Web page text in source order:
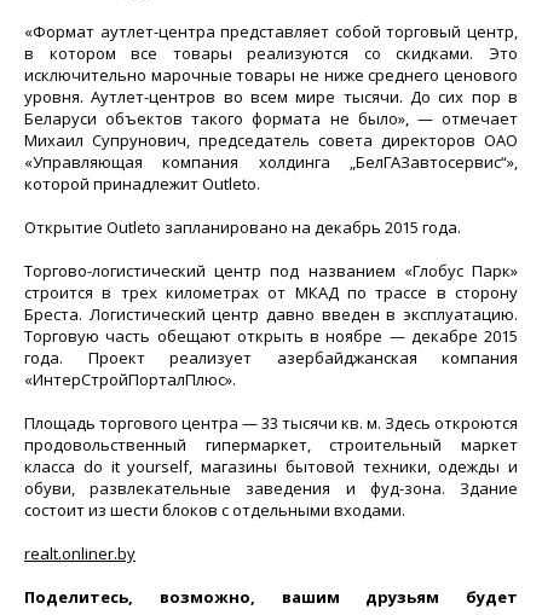
«Формат аутлет-центра представляет собой торговый центр,
в котором все товары реализуются со скидками. Это
исключительно марочные товары не ниже среднего ценового
уровня. Аутлет-центров во всем мире тысячи. До сих пор в
Беларуси объектов такого формата не было», — отмечает
Михаил Супрунович, председатель совета директоров ОАО
«Управляющая компания холдинга „БелГАЗавтосервис“»,
которой принадлежит Outleto.
Открытие Outleto запланировано на декабрь 2015 года.
Торгово-логистический центр под названием «Глобус Парк»
строится в трех километрах от МКАД по трассе в сторону
Бреста. Логистический центр давно введен в эксплуатацию.
Торговую часть обещают открыть в ноябре — декабре 2015
года. Проект реализует азербайджанская компания
«ИнтерСтройПорталПлюс».
Площадь торгового центра — 33 тысячи кв. м. Здесь откроются
продовольственный гипермаркет, строительный маркет
класса do it yourself, магазины бытовой техники, одежды и
обуви, развлекательные заведения и фуд-зона. Здание
состоит из шести блоков с отдельными входами.
realt.onliner.by
Поделитесь, возможно, вашим друзьям будет